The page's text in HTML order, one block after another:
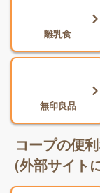
離乳食
無印良品
コープの便
(外部サイト